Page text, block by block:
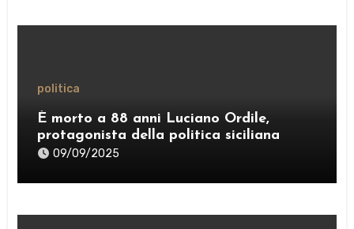
politica
È morto a 88 anni Luciano Ordile,
protagonista della politica siciliana
09/09/2025